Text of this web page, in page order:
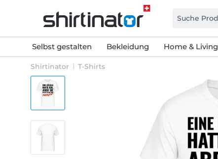
Selbst gestalten Bekleidung Home & Living
Shirtinator T-Shirts